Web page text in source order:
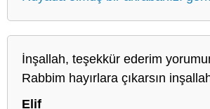
İnşallah, teşekkür ederim
Rabbim hayırlara çıkarsın
Elif